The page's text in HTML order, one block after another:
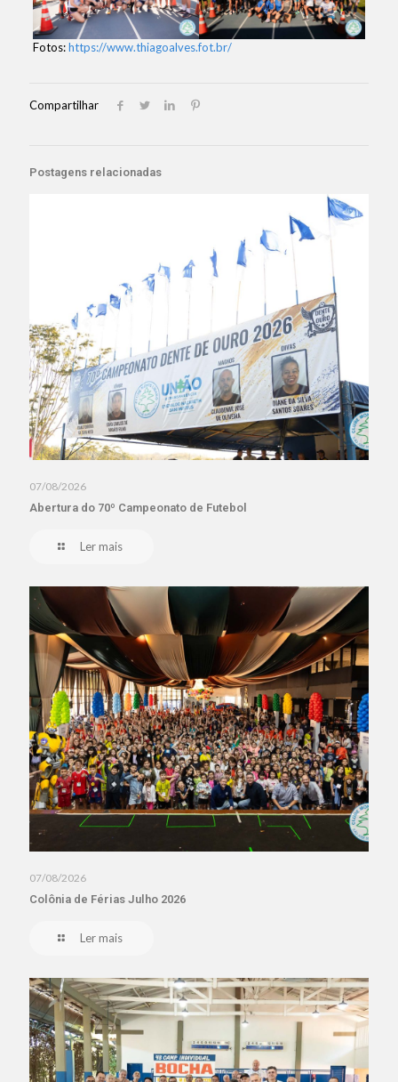
Fotos:https://www.thiagoalves.fot.br/
Compartilhar
Postagens relacionadas
07/08/2026
Abertura do 70º Campeonato de Futebol
Ler mais
07/08/2026
Colônia de Férias Julho 2026
Ler mais